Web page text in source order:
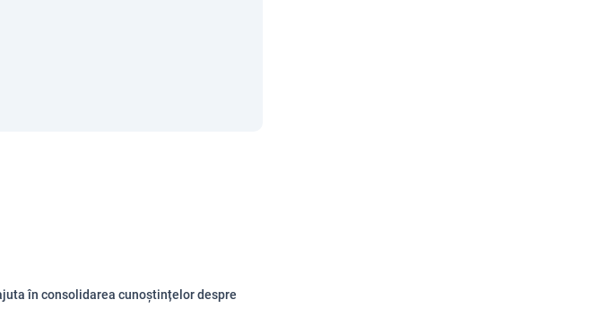
în consolidarea cunoștințelor despre